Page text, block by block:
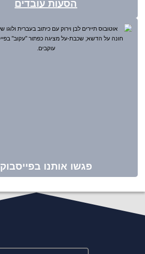
הסעות עובדים
פגשו אותנו בפייסבוק